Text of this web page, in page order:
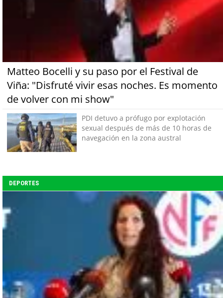
Matteo Bocelli y su paso por el Festival de
Viña: "Disfruté vivir esas noches. Es momento
de volver con mi show"
PDI detuvo a prófugo por explotación
sexual después de más de 10 horas de
navegación en la zona austral
DEPORTES